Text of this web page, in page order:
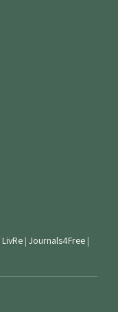
LivRe | Journals4Free |